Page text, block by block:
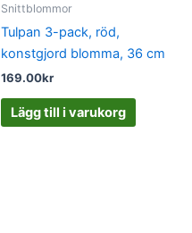
Snittblommor
Tulpan 3-pack, röd,
konstgjord blomma, 36 cm
169.00kr
Lägg till i varukorg